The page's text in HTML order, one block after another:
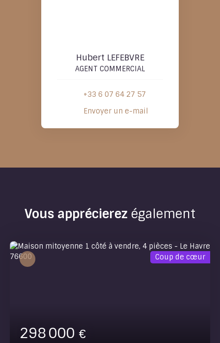
Hubert LEFEBVRE
AGENT COMMERCIAL
+33 6 07 64 27 57
Envoyer un e-mail
Vous apprécierez également
298 000 €
Coup de cœur